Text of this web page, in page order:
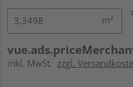
m²
inkl. MwSt. zzgl.